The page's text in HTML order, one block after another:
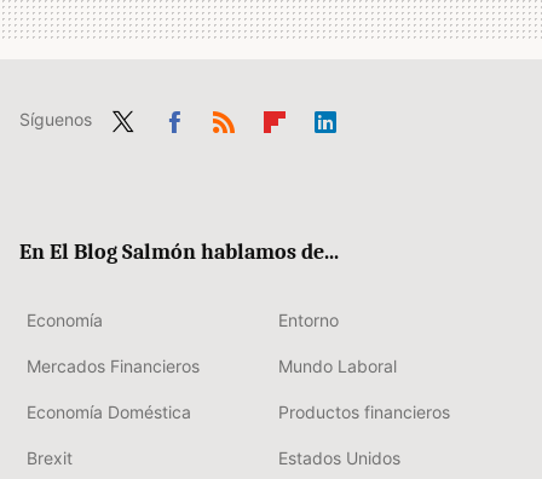
Síguenos
En El Blog Salmón hablamos de...
Economía Entorno
Mercados Financieros Mundo Laboral
Economía Doméstica Productos financieros
Brexit Estados Unidos